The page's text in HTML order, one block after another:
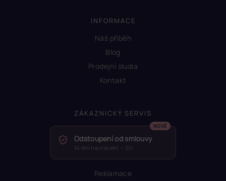
INFORMACE
Náš příběh
Blog
Prodejní sludia
Kontakt
ZÁKAZNICKÝ SERVIS
Odstoupení od smlouvy
14 dní na vrácení — EU
Reklamace